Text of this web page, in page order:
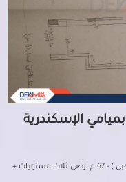
محل للبيع 100م ميامى ( اسكندر ابراهيم المربع الذهبى ) - 67 م ارضى ثلاث مستويات +